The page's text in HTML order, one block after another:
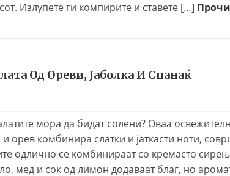
Излупете ги компирите и ставете […]
Од Ореви, Јаболка И Спанаќ
мора да бидат солени? Оваа
и орев комбинира слатки и јаткасти ноти,
одлично се комбинираат со кремасто
мед и сок од лимон додаваат благ, но